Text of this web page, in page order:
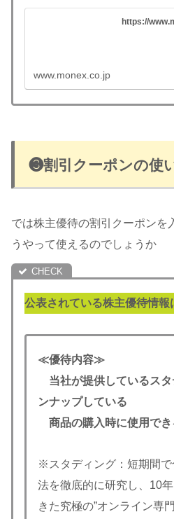
https://
www.monex.co.jp
❸割引クーポンの使
では株主優待の割引クーポンを
うやって使えるのでしょうか
公表されている株主優待情報
≪優待内容≫
当社が提供しているス
ンナップしている
商品の購入時に使用でき
※スタディング：短期間
法を徹底的に研究し、10
きた究極の”オンライン専